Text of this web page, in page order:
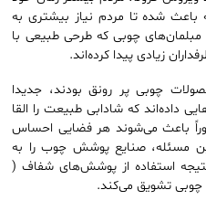
باعث شده تا مردم نیاز بیشتری به
مبلمان‌های چوبی که طرحی طبیعی با
زیادی پیدا کرده‌اند.
چوبی پر رونق بودند، جدیدا
داده‌اند که شادابی طبیعت را القا
باعث می‌شوند هر فضایی احساس
مسئله، صنایع پوشش چوب را به
استفاده از پوشش‌های شفاف (